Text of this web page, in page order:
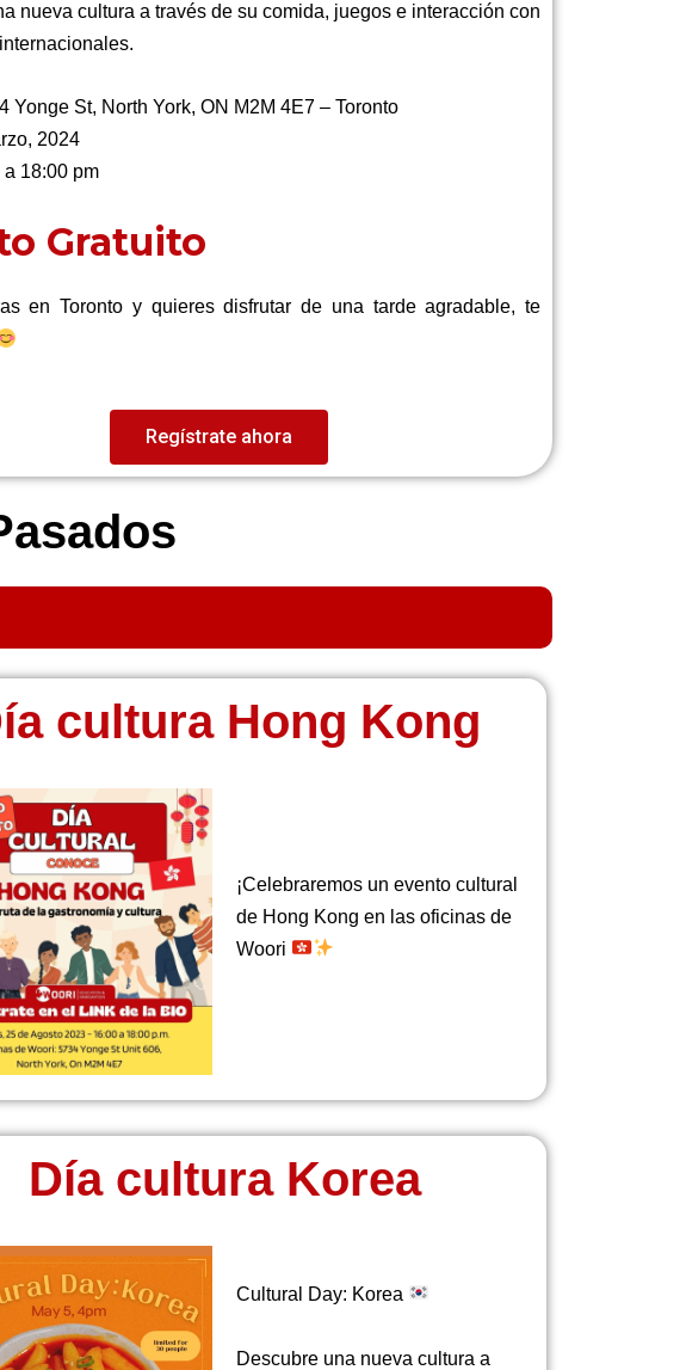
nueva cultura a través de su comida, juegos e interacción con
Yonge St, North York, ON M2M 4E7 – Toronto
2024
a 18:00 pm
Gratuito
en Toronto y quieres disfrutar de una tarde agradable, te
Regístrate ahora
cultura Hong Kong
¡Celebraremos un evento cultural
de Hong Kong en las oficinas de
Woori
Día cultura Korea
Cultural Day: Korea
Descubre una nueva cultura a